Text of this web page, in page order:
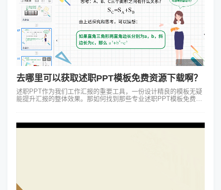
去哪里可以获取述职PPT模板免费资源下载啊？
述职PPT作为我们工作汇报的重要工具，一份设计精良的模板无疑
能提升汇报的整体效果。那如何找到那些专业述职PPT模板免费资